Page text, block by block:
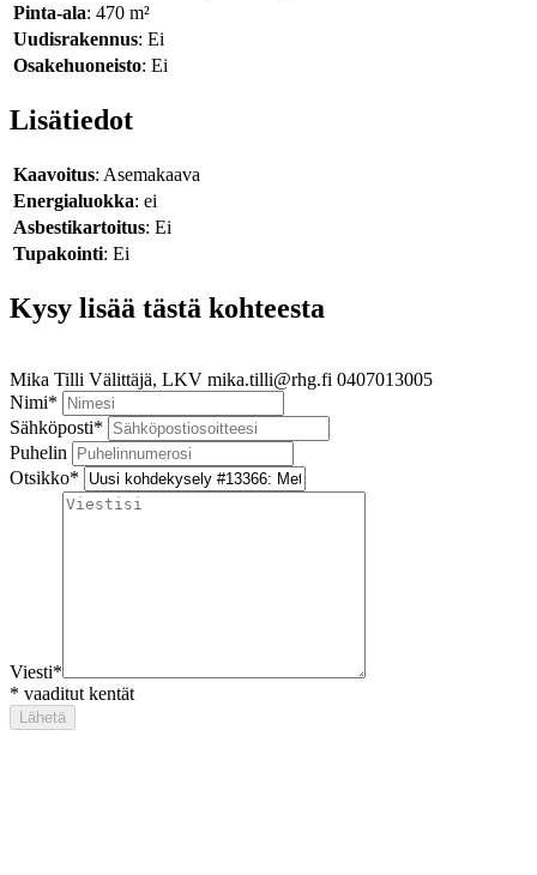
Pinta-ala: 470 m²
Uudisrakennus: Ei
Osakehuoneisto: Ei
Lisätiedot
Kaavoitus: Asemakaava
Energialuokka: ei
Asbestikartoitus: Ei
Tupakointi: Ei
Kysy lisää tästä kohteesta
Mika Tilli Välittäjä, LKV mika.tilli@rhg.fi 0407013005
Nimi*
Sähköposti*
Puhelin
Otsikko*
Viesti*
* vaaditut kentät